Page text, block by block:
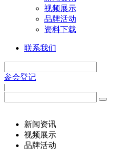
视频展示
品牌活动
资料下载
联系我们
参会登记
|
新闻资讯
视频展示
品牌活动